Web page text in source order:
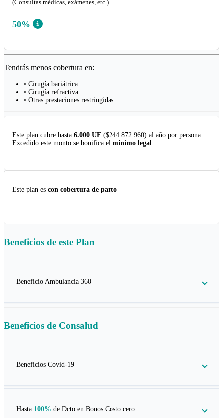
(Consultas médicas, exámenes, etc.)
50%
Tendrás menos cobertura en:
• Cirugía bariátrica
• Cirugía refractiva
• Otras prestaciones restringidas
Este plan cubre hasta 6.000 UF ($244.872.960) al año por persona.
Excedido este monto se bonifica el mínimo legal
Este plan es con cobertura de parto
Beneficios de este Plan
Beneficio Ambulancia 360
Beneficios de Consalud
Beneficios Covid-19
Hasta 100% de Dcto en Bonos Costo cero